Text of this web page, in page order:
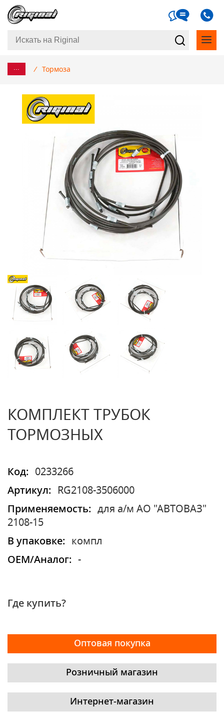
... / Тормоза
КОМПЛЕКТ ТРУБОК
ТОРМОЗНЫХ
Код:
0233266
Артикул:
RG2108-3506000
Применяемость:
для а/м АО "АВТОВАЗ"
2108-15
В упаковке:
компл
OEM/Аналог:
-
Где купить?
Оптовая покупка
Розничный магазин
Интернет-магазин